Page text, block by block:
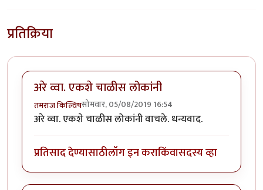
प्रतिक्रिया
अरे व्वा. एकशे चाळीस लोकांनी
तमराज किल्विषसोमवार, 05/08/2019 16:54
अरे व्वा. एकशे चाळीस लोकांनी वाचले. धन्यवाद.
प्रतिसाद देण्यासाठीलॉग इन कराकिंवासदस्य व्हा